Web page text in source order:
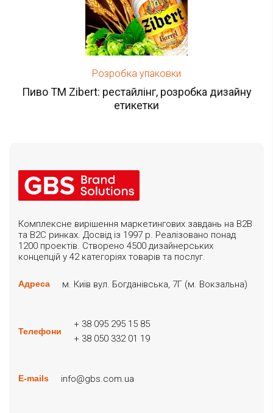
Розробка упаковки
Пиво ТМ Zibert: рестайлінг, розробка дизайну
етикетки
Комплексне вирішення маркетингових завдань на B2B
та B2C ринках. Досвід із 1997 р. Реалізовано понад
1200 проектів. Створено 4500 дизайнерських
концепцій у 42 категоріях товарів та послуг.
Адреса м. Київ вул. Богданівська, 7Г (м. Вокзальна)
Телефони
+ 38 095 295 15 85
+ 38 050 332 01 19
E-mails info@gbs.com.ua